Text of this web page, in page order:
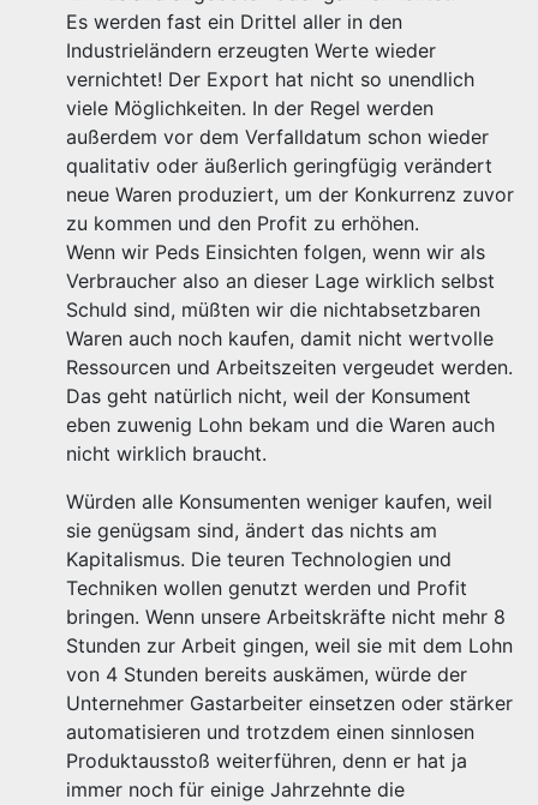
Es werden fast ein Drittel aller in den
Industrieländern erzeugten Werte wieder
vernichtet! Der Export hat nicht so unendlich
viele Möglichkeiten. In der Regel werden
außerdem vor dem Verfalldatum schon wieder
qualitativ oder äußerlich geringfügig verändert
neue Waren produziert, um der Konkurrenz zuvor
zu kommen und den Profit zu erhöhen.
Wenn wir Peds Einsichten folgen, wenn wir als
Verbraucher also an dieser Lage wirklich selbst
Schuld sind, müßten wir die nichtabsetzbaren
Waren auch noch kaufen, damit nicht wertvolle
Ressourcen und Arbeitszeiten vergeudet werden.
Das geht natürlich nicht, weil der Konsument
eben zuwenig Lohn bekam und die Waren auch
nicht wirklich braucht.
Würden alle Konsumenten weniger kaufen, weil
sie genügsam sind, ändert das nichts am
Kapitalismus. Die teuren Technologien und
Techniken wollen genutzt werden und Profit
bringen. Wenn unsere Arbeitskräfte nicht mehr 8
Stunden zur Arbeit gingen, weil sie mit dem Lohn
von 4 Stunden bereits auskämen, würde der
Unternehmer Gastarbeiter einsetzen oder stärker
automatisieren und trotzdem einen sinnlosen
Produktausstoß weiterführen, denn er hat ja
immer noch für einige Jahrzehnte die